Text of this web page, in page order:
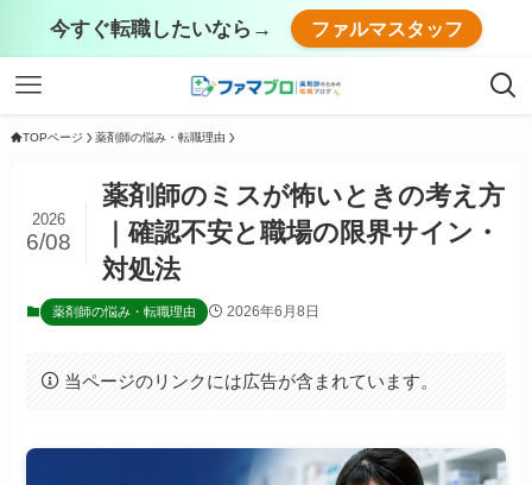
今すぐ転職したいなら→ ファルマスタッフ
TOPページ 薬剤師の悩み・転職理由
薬剤師のミスが怖いときの考え方
｜確認不安と職場の限界サイン・
対処法
2026
6/08
薬剤師の悩み・転職理由 2026年6月8日
当ページのリンクには広告が含まれています。